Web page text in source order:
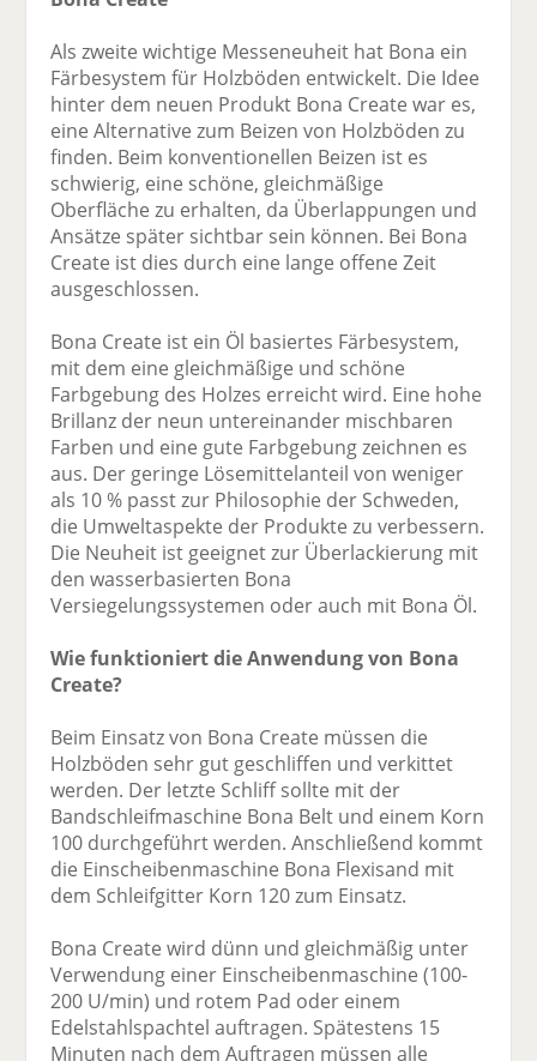
Als zweite wichtige Messeneuheit hat Bona ein
Färbesystem für Holzböden entwickelt. Die Idee
hinter dem neuen Produkt Bona Create war es,
eine Alternative zum Beizen von Holzböden zu
finden. Beim konventionellen Beizen ist es
schwierig, eine schöne, gleichmäßige
Oberfläche zu erhalten, da Überlappungen und
Ansätze später sichtbar sein können. Bei Bona
Create ist dies durch eine lange offene Zeit
ausgeschlossen.
Bona Create ist ein Öl basiertes Färbesystem,
mit dem eine gleichmäßige und schöne
Farbgebung des Holzes erreicht wird. Eine hohe
Brillanz der neun untereinander mischbaren
Farben und eine gute Farbgebung zeichnen es
aus. Der geringe Lösemittelanteil von weniger
als 10 % passt zur Philosophie der Schweden,
die Umweltaspekte der Produkte zu verbessern.
Die Neuheit ist geeignet zur Überlackierung mit
den wasserbasierten Bona
Versiegelungssystemen oder auch mit Bona Öl.
Wie funktioniert die Anwendung von Bona
Create?
Beim Einsatz von Bona Create müssen die
Holzböden sehr gut geschliffen und verkittet
werden. Der letzte Schliff sollte mit der
Bandschleifmaschine Bona Belt und einem Korn
100 durchgeführt werden. Anschließend kommt
die Einscheibenmaschine Bona Flexisand mit
dem Schleifgitter Korn 120 zum Einsatz.
Bona Create wird dünn und gleichmäßig unter
Verwendung einer Einscheibenmaschine (100-
200 U/min) und rotem Pad oder einem
Edelstahlspachtel auftragen. Spätestens 15
Minuten nach dem Auftragen müssen alle